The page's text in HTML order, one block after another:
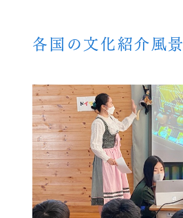
各国の文化紹介風景